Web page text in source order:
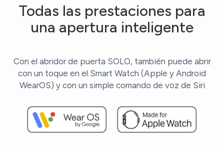
Todas las prestaciones para
una apertura inteligente
Con el abridor de puerta SOLO, también puede abrir
con un toque en el Smart Watch (Apple y Android
WearOS) y con un simple comando de voz de Siri